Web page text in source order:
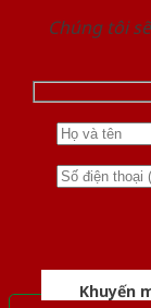
Chúng tôi
Khuyến